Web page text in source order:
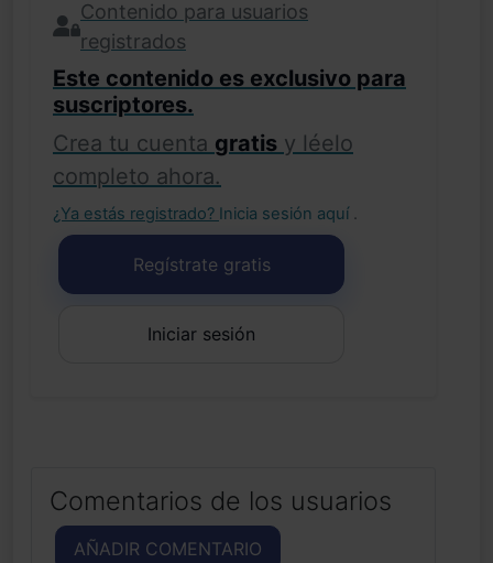
Contenido para usuarios
registrados
Este contenido es exclusivo para
suscriptores.
Crea tu cuenta gratis y léelo
completo ahora.
¿Ya estás registrado? Inicia sesión aquí .
Regístrate gratis
Iniciar sesión
Comentarios de los usuarios
AÑADIR COMENTARIO